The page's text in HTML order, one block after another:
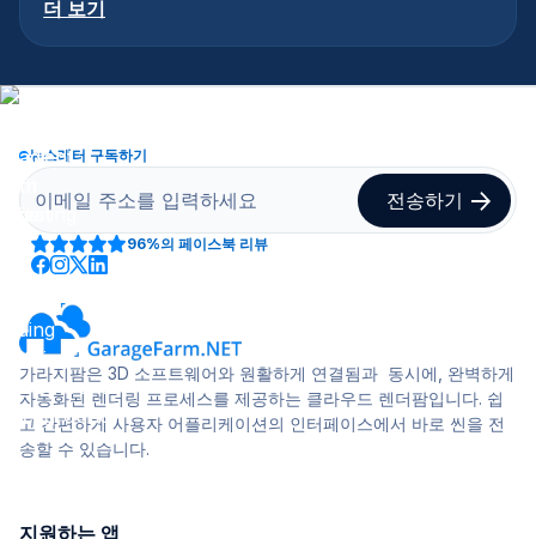
더 보기
뉴스레터 구독하기
96%의 페이스북 리뷰
가라지팜은 3D 소프트웨어와 원활하게 연결됨과 동시에, 완벽하게
자동화된 렌더링 프로세스를 제공하는 클라우드 렌더팜입니다. 쉽
고 간편하게 사용자 어플리케이션의 인터페이스에서 바로 씬을 전
송할 수 있습니다.
지원하는 앱